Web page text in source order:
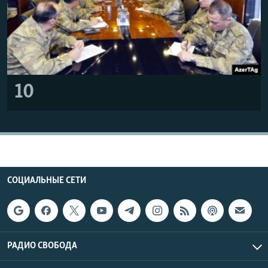
10
СОЦИАЛЬНЫЕ СЕТИ
РАДИО СВОБОДА